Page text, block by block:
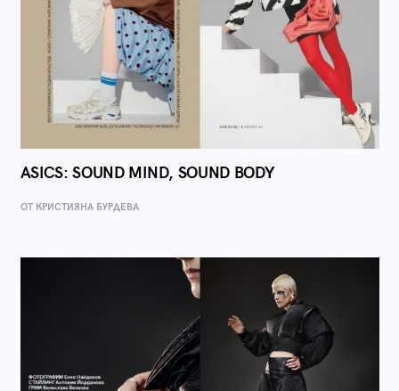
ASICS: SOUND MIND, SOUND BODY
ОТ КРИСТИЯНА БУРДЕВА